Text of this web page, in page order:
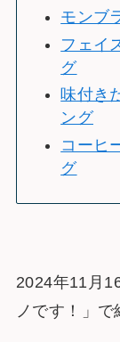
モンブ
フェイ
グ
味付き
ング
コーヒ
グ
2024年11月
ノです！」で